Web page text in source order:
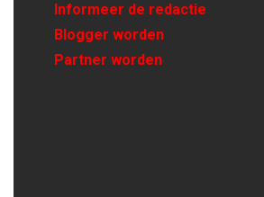
Informeer de redactie
Blogger worden
Partner worden